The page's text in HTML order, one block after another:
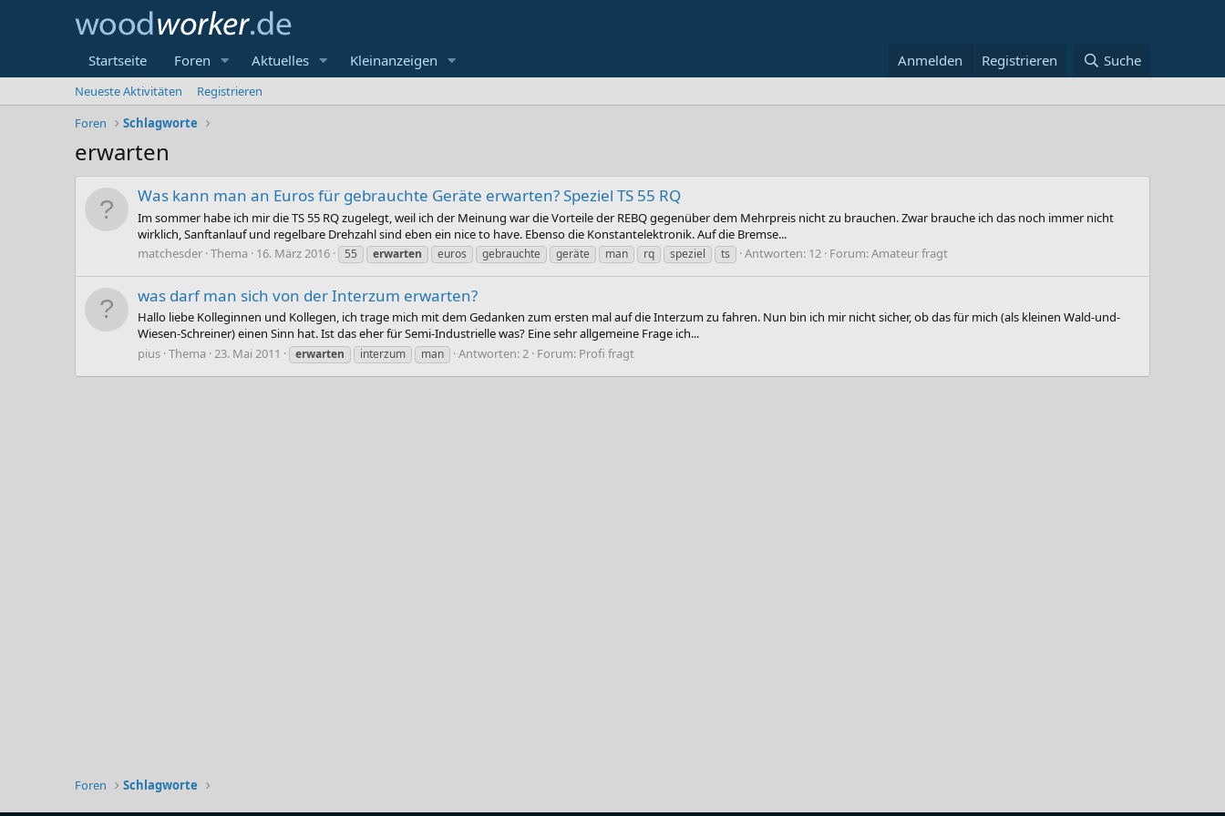
Startseite Foren Aktuelles Kleinanzeigen Anmelden Registrieren Suche
Neueste Aktivitäten
Registrieren
Foren
Schlagworte
erwarten
Was kann man an Euros für gebrauchte Geräte erwarten? Speziel TS 55 RQ
Im sommer habe ich mir die TS 55 RQ zugelegt, weil ich der Meinung war die Vorteile der REBQ gegenüber dem Mehrpreis nicht zu brauchen. Zwar brauche ich das noch immer nicht
wirklich, Sanftanlauf und regelbare Drehzahl sind eben ein nice to have. Ebenso die Konstantelektronik. Auf die Bremse...
matchesder Thema 16. März 2016 55 erwarten euros gebrauchte geräte man rq speziel ts Antworten: 12 Forum:Amateur fragt
was darf man sich von der Interzum erwarten?
Hallo liebe Kolleginnen und Kollegen, ich trage mich mit dem Gedanken zum ersten mal auf die Interzum zu fahren. Nun bin ich mir nicht sicher, ob das für mich (als kleinen Wald-und-
Wiesen-Schreiner) einen Sinn hat. Ist das eher für Semi-Industrielle was? Eine sehr allgemeine Frage ich...
pius Thema 23. Mai 2011 erwarten interzum man Antworten: 2 Forum: Profi fragt
Foren Schlagworte